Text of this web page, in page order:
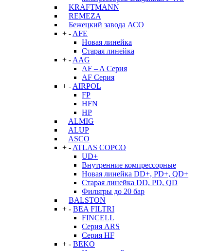
KRAFTMANN
REMEZA
Бежецкий завода АСО
+ - AFE
Новая линейка
Старая линейка
+ - AAG
AF – A Серия
AF Серия
+ - AIRPOL
FP
HFN
HP
ALMIG
ALUP
ASCO
+ - ATLAS COPCO
UD+
Внутренние компрессорные
Новая линейка DD+, PD+, QD+
Старая линейка DD, PD, QD
Фильтры до 20 бар
BALSTON
+ - BEA FILTRI
FINCELL
Серия ARS
Серия HF
+ - BEKO